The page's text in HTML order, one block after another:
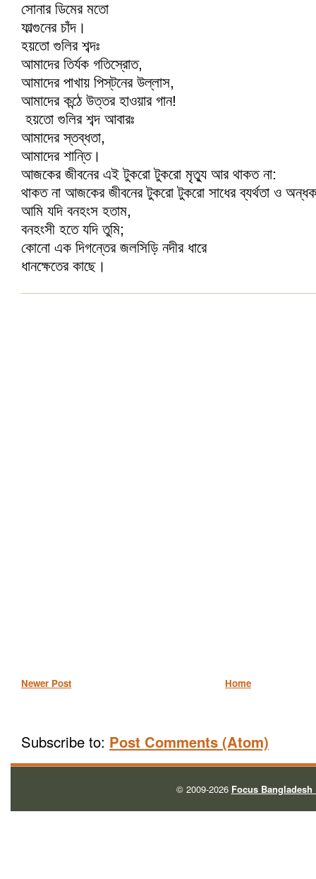
সোনার ডিমের মতো
ফাল্গুনের চাঁদ।
হয়তো গুলির শব্দঃ
আমাদের তির্যক গতিস্রোত,
আমাদের পাখায় পিস্‌টনের উল্লাস,
আমাদের কন্ঠে উত্তর হাওয়ার গান!
হয়তো গুলির শব্দ আবারঃ
আমাদের স্তব্ধতা,
আমাদের শান্তি।
আজকের জীবনের এই টুকরো টুকরো মৃত্যু আর থাকত না:
থাকত না আজকের জীবনের টুকরো টুকরো সাধের ব্যর্থতা ও
আমি যদি বনহংস হতাম,
বনহংসী হতে যদি তুমি;
কোনো এক দিগন্তের জলসিড়ি নদীর ধারে
ধানক্ষেতের কাছে।
Newer Post Home
Subscribe to: Post Comments (Atom)
© 2009-2026 Focus Bangladesh